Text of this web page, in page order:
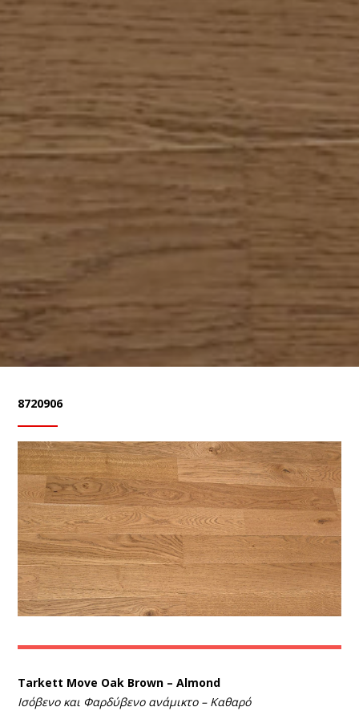
8720906
Tarkett Move Oak Brown – Almond
Ισόβενο και Φαρδύβενο ανάμικτο – Καθαρό